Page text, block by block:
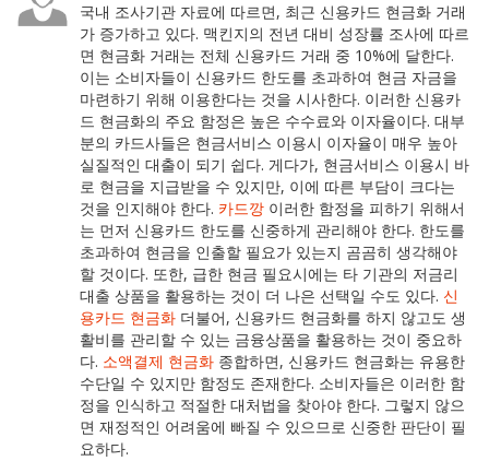
국내 조사기관 자료에 따르면, 최근 신용카드 현금화 거래
가 증가하고 있다. 맥킨지의 전년 대비 성장률 조사에 따르
면 현금화 거래는 전체 신용카드 거래 중 10%에 달한다.
이는 소비자들이 신용카드 한도를 초과하여 현금 자금을
마련하기 위해 이용한다는 것을 시사한다. 이러한 신용카
드 현금화의 주요 함정은 높은 수수료와 이자율이다. 대부
분의 카드사들은 현금서비스 이용시 이자율이 매우 높아
실질적인 대출이 되기 쉽다. 게다가, 현금서비스 이용시 바
로 현금을 지급받을 수 있지만, 이에 따른 부담이 크다는
것을 인지해야 한다. 카드깡 이러한 함정을 피하기 위해서
는 먼저 신용카드 한도를 신중하게 관리해야 한다. 한도를
초과하여 현금을 인출할 필요가 있는지 곰곰히 생각해야
할 것이다. 또한, 급한 현금 필요시에는 타 기관의 저금리
대출 상품을 활용하는 것이 더 나은 선택일 수도 있다. 신
용카드 현금화 더불어, 신용카드 현금화를 하지 않고도 생
활비를 관리할 수 있는 금융상품을 활용하는 것이 중요하
다. 소액결제 현금화 종합하면, 신용카드 현금화는 유용한
수단일 수 있지만 함정도 존재한다. 소비자들은 이러한 함
정을 인식하고 적절한 대처법을 찾아야 한다. 그렇지 않으
면 재정적인 어려움에 빠질 수 있으므로 신중한 판단이 필
요하다.